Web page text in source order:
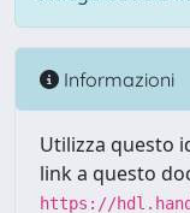
Informazioni
Utilizza questo
link a questo
https://